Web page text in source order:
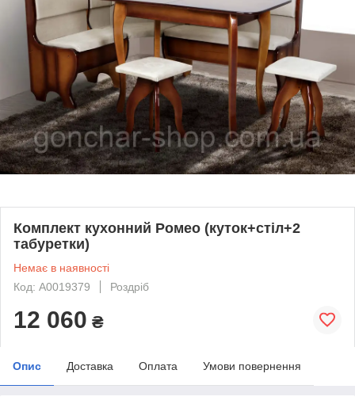
Комплект кухонний Ромео (куток+стіл+2
табуретки)
Немає в наявності
Код: А0019379
Роздріб
12 060 ₴
Опис Доставка Оплата Умови повернення